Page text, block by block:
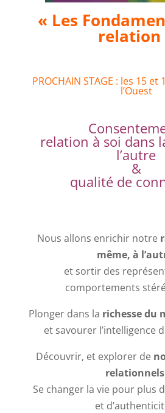
« Les
relation
PROCHAIN STAGE : les 15 et
l’Ouest
relation à soi dans
l’autre
&
qualité de
Nous allons enrichir notre
même, à
et sortir des
comportements
Plonger dans la richesse du
et savourer l’intelligence
Découvrir, et explorer de
relationnels
Se changer la vie pour plus
et